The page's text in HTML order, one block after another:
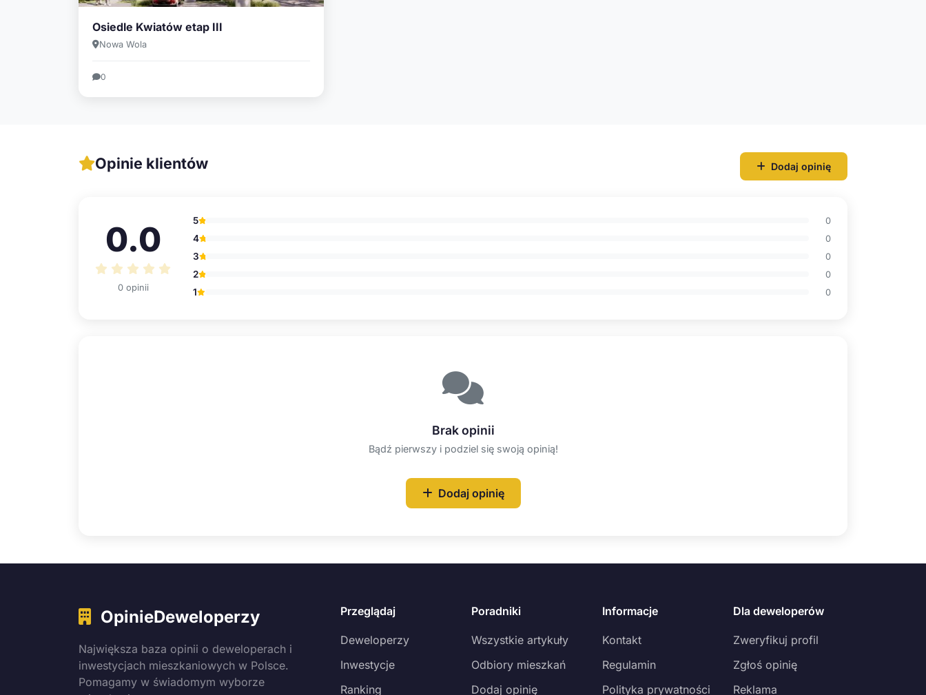
Osiedle Kwiatów etap III
Nowa Wola
0
Opinie klientów Dodaj opinię
0.0
0 opinii
5 0
4 0
3 0
2 0
1 0
Brak opinii
Bądź pierwszy i podziel się swoją opinią!
Dodaj opinię
OpinieDeweloperzy
Największa baza opinii o deweloperach i
inwestycjach mieszkaniowych w Polsce.
Pomagamy w świadomym wyborze
Przeglądaj
Deweloperzy
Inwestycje
Ranking
Poradniki
Wszystkie artykuły
Odbiory mieszkań
Dodaj opinię
Informacje
Kontakt
Regulamin
Polityka prywatności
Dla deweloperów
Zweryfikuj profil
Zgłoś opinię
Reklama